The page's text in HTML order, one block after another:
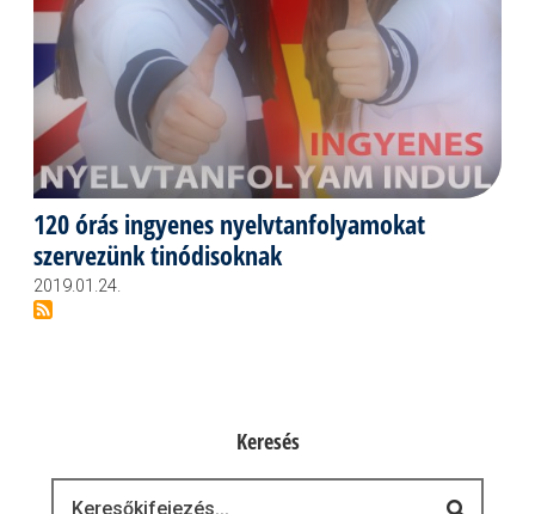
120 órás ingyenes nyelvtanfolyamokat
szervezünk tinódisoknak
2019.01.24.
Keresés